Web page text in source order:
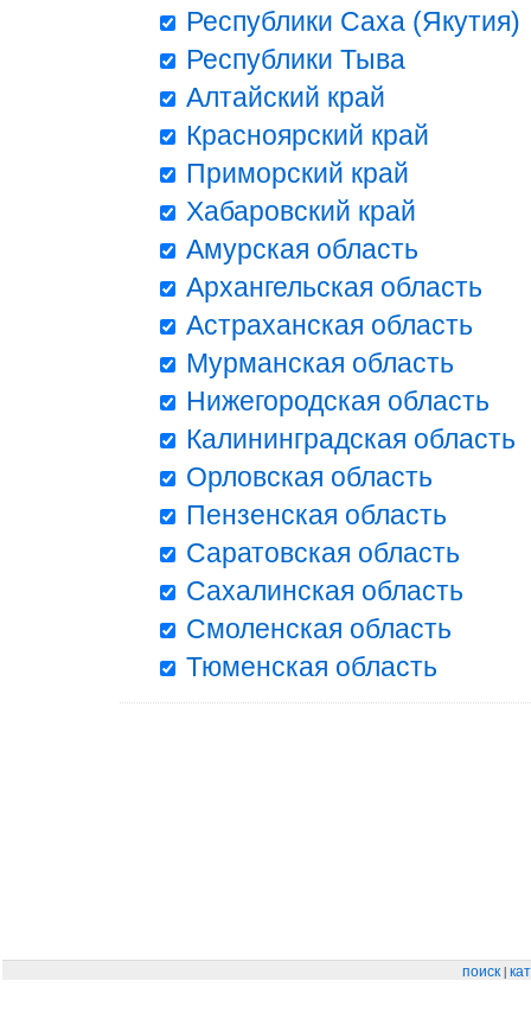
Республики Саха (Якутия)
Республики Тыва
Алтайский край
Красноярский край
Приморский край
Хабаровский край
Амурская область
Архангельская область
Астраханская область
Мурманская область
Нижегородская область
Калининградская область
Орловская область
Пензенская область
Саратовская область
Сахалинская область
Смоленская область
Тюменская область
поиск|